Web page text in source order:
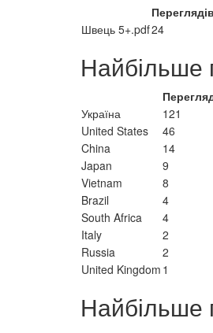
Переглядів
Швець 5+.pdf24
Найбільше
Україна
121
United States
46
China
14
Japan
9
Vietnam
8
Brazil
4
South Africa
4
Italy
2
Russia
2
United Kingdom 1
Найбільше